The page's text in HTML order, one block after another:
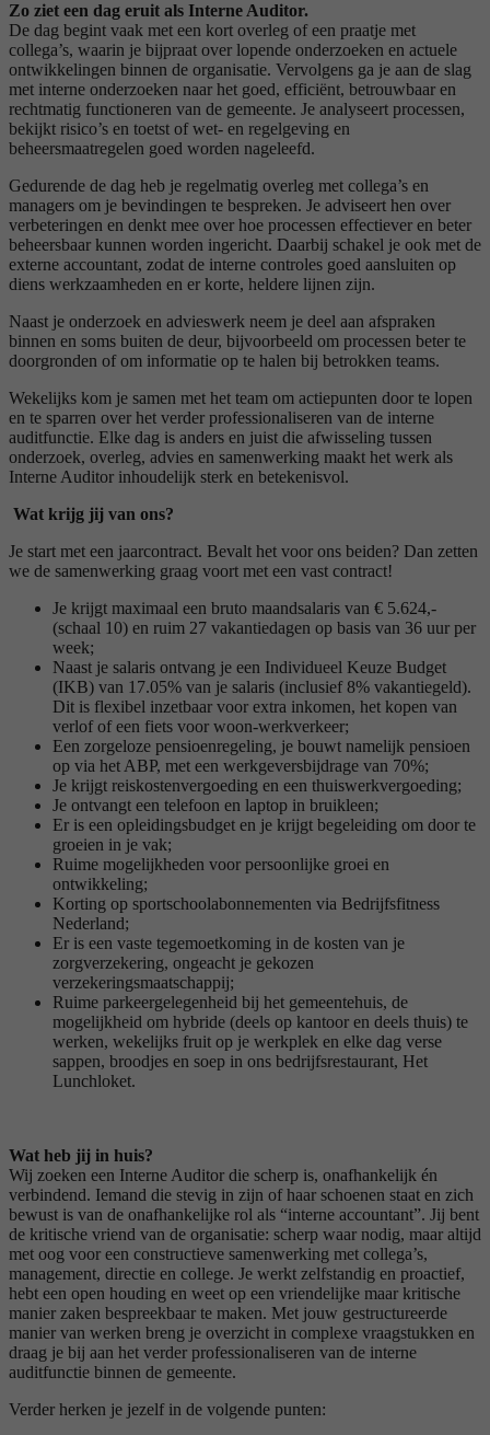
Zo ziet een dag eruit als Interne Auditor.
De dag begint vaak met een kort overleg of een praatje met
collega’s, waarin je bijpraat over lopende onderzoeken en actuele
ontwikkelingen binnen de organisatie. Vervolgens ga je aan de slag
met interne onderzoeken naar het goed, efficiënt, betrouwbaar en
rechtmatig functioneren van de gemeente. Je analyseert processen,
bekijkt risico’s en toetst of wet- en regelgeving en
beheersmaatregelen goed worden nageleefd.
Gedurende de dag heb je regelmatig overleg met collega’s en
managers om je bevindingen te bespreken. Je adviseert hen over
verbeteringen en denkt mee over hoe processen effectiever en beter
beheersbaar kunnen worden ingericht. Daarbij schakel je ook met de
externe accountant, zodat de interne controles goed aansluiten op
diens werkzaamheden en er korte, heldere lijnen zijn.
Naast je onderzoek en advieswerk neem je deel aan afspraken
binnen en soms buiten de deur, bijvoorbeeld om processen beter te
doorgronden of om informatie op te halen bij betrokken teams.
Wekelijks kom je samen met het team om actiepunten door te lopen
en te sparren over het verder professionaliseren van de interne
auditfunctie. Elke dag is anders en juist die afwisseling tussen
onderzoek, overleg, advies en samenwerking maakt het werk als
Interne Auditor inhoudelijk sterk en betekenisvol.
Wat krijg jij van ons?
Je start met een jaarcontract. Bevalt het voor ons beiden? Dan zetten
we de samenwerking graag voort met een vast contract!
Je krijgt maximaal een bruto maandsalaris van € 5.624,-
(schaal 10) en ruim 27 vakantiedagen op basis van 36 uur per
week;
Naast je salaris ontvang je een Individueel Keuze Budget
(IKB) van 17.05% van je salaris (inclusief 8% vakantiegeld).
Dit is flexibel inzetbaar voor extra inkomen, het kopen van
verlof of een fiets voor woon-werkverkeer;
Een zorgeloze pensioenregeling, je bouwt namelijk pensioen
op via het ABP, met een werkgeversbijdrage van 70%;
Je krijgt reiskostenvergoeding en een thuiswerkvergoeding;
Je ontvangt een telefoon en laptop in bruikleen;
Er is een opleidingsbudget en je krijgt begeleiding om door te
groeien in je vak;
Ruime mogelijkheden voor persoonlijke groei en
ontwikkeling;
Korting op sportschoolabonnementen via Bedrijfsfitness
Nederland;
Er is een vaste tegemoetkoming in de kosten van je
zorgverzekering, ongeacht je gekozen
verzekeringsmaatschappij;
Ruime parkeergelegenheid bij het gemeentehuis, de
mogelijkheid om hybride (deels op kantoor en deels thuis) te
werken, wekelijks fruit op je werkplek en elke dag verse
sappen, broodjes en soep in ons bedrijfsrestaurant, Het
Lunchloket.
Wat heb jij in huis?
Wij zoeken een Interne Auditor die scherp is, onafhankelijk én
verbindend. Iemand die stevig in zijn of haar schoenen staat en zich
bewust is van de onafhankelijke rol als “interne accountant”. Jij bent
de kritische vriend van de organisatie: scherp waar nodig, maar altijd
met oog voor een constructieve samenwerking met collega’s,
management, directie en college. Je werkt zelfstandig en proactief,
hebt een open houding en weet op een vriendelijke maar kritische
manier zaken bespreekbaar te maken. Met jouw gestructureerde
manier van werken breng je overzicht in complexe vraagstukken en
draag je bij aan het verder professionaliseren van de interne
auditfunctie binnen de gemeente.
Verder herken je jezelf in de volgende punten: